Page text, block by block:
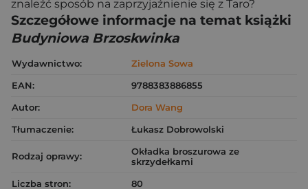
znaleźć sposób na zaprzyjaźnienie się z Taro?
Szczegółowe informacje na temat książki
Budyniowa Brzoskwinka
Wydawnictwo:
Zielona Sowa
EAN:
9788383886855
Autor:
Dora Wang
Tłumaczenie:
Łukasz Dobrowolski
Rodzaj oprawy:
Okładka broszurowa ze
skrzydełkami
Liczba stron:
80